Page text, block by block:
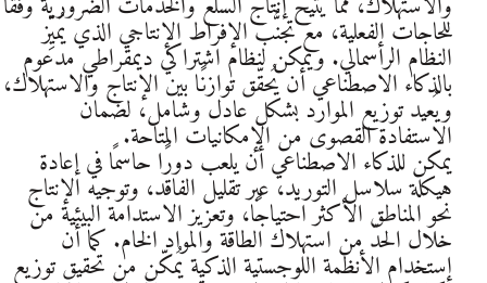
للحاجات الفعلية، مع تجنُّب الإفراط الإنتاجي الذي يُميِّز
النظام الرأسمالي. ويمكن لنظام اشتراكي ديمقراطي مدعوم
بالذكاء الاصطناعي أن يُحقّق توازنًا بين الإنتاج والاستهلاك،
ويُعيد توزيع الموارد بشكل عادل وشامل، لضمان
الاستفادة القصوى من الإمكانيات المتاحة.
يمكن للذكاء الاصطناعي أن يلعب دورًا حاسمًا في إعادة
هيكلة سلاسل التوريد، عبر تقليل الفاقد، وتوجيه الإنتاج
نحو المناطق الأكثر احتياجًا، وتعزيز الاستدامة البيئية من
خلال الحدّ من استهلاك الطاقة والمواد الخام. كما أن
استخدام الأنظمة اللوجستية الذكية يُمكّن من تحقيق توزيع